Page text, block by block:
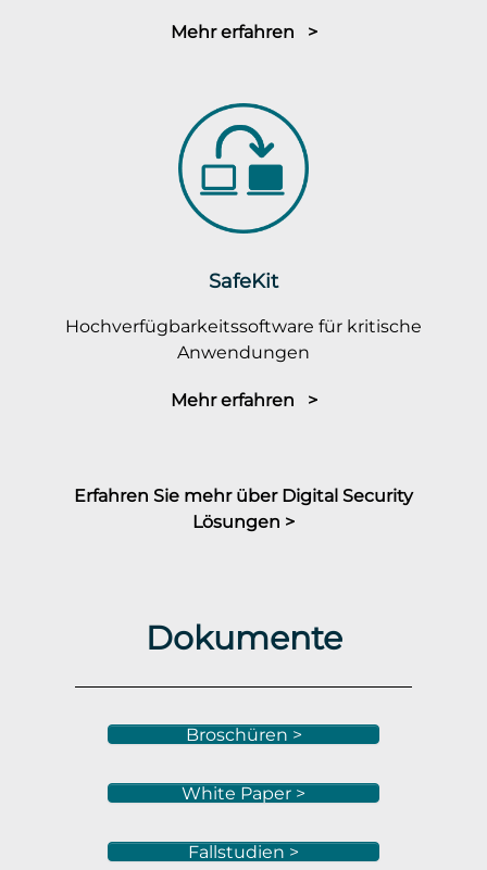
Mehr erfahren >
SafeKit
Hochverfügbarkeitssoftware für kritische
Anwendungen
Mehr erfahren >
Erfahren Sie mehr über Digital Security
Lösungen >
Dokumente
Broschüren >
White Paper >
Fallstudien >